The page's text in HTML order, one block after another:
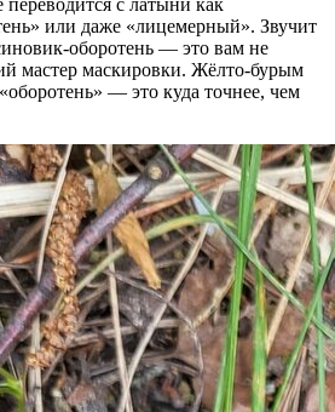
с латыни как
или даже «лицемерный». Звучит
оборотень — это вам не
мастер маскировки. Жёлто-бурым
— это куда точнее, чем